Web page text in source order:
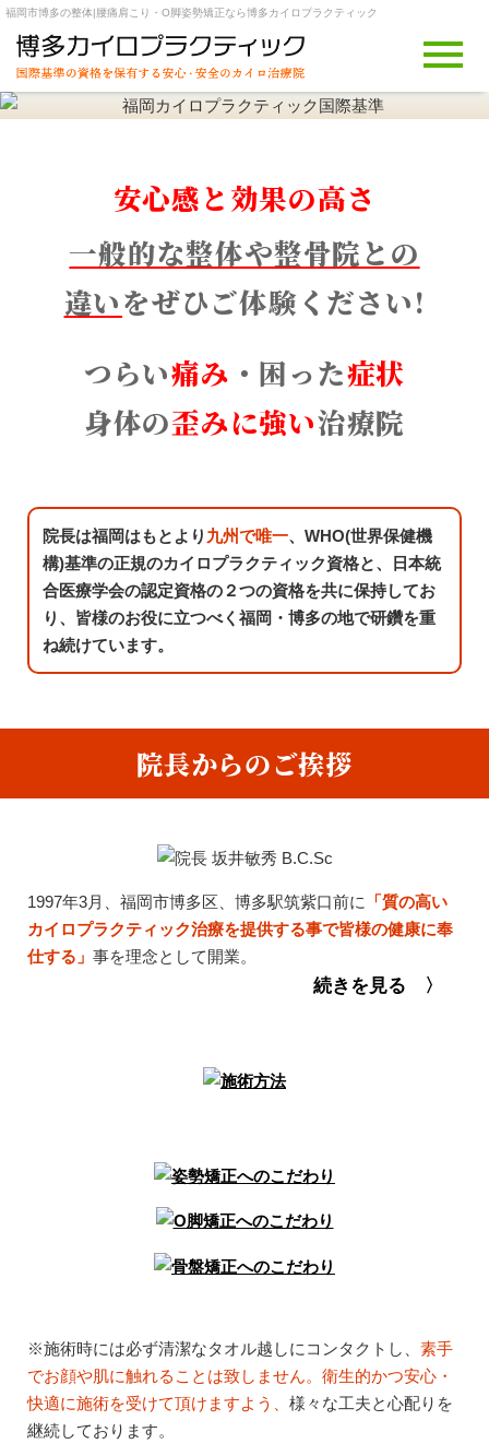
福岡市博多の整体|腰痛肩こり・O脚姿勢矯正なら博多カイロプラクティック
安心感と効果の高さ
一般的な整体や整骨院との
違いをぜひご体験ください!
つらい痛み ・困った症状
身体の歪みに強い治療院
院長は福岡はもとより 九州で唯一、WHO(世界保健機
構)基準の正規のカイロプラクティック資格と、日本統
合医療学会の認定資格の２つの資格を共に保持してお
り、皆様のお役に立つべく福岡・博多の地で研鑽を重
ね続けています。
院長からのご挨拶
1997年3月、福岡市博多区、博多駅筑紫口前に
「質の高い
カイロプラクティック治療を提供する事で皆様の健康に奉
仕する」 事を理念として開業。
続きを見る 〉
※施術時には必ず清潔なタオル越しにコンタクトし、 素手
でお顔や肌に触れることは致しません。衛生的かつ安心・
快適に施術を受けて頂けますよう、 様々な工夫と心配りを
継続しております。